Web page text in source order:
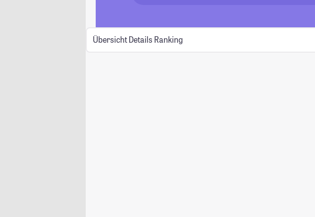
Übersicht Details Ranking